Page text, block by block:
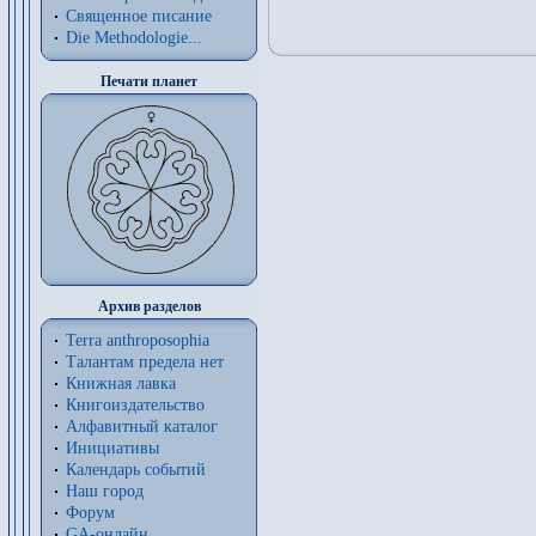
Священное писание
Die Methodologie...
Печати планет
Архив разделов
Terra anthroposophia
Талантам предела нет
Книжная лавка
Книгоиздательство
Алфавитный каталог
Инициативы
Календарь событий
Наш город
Форум